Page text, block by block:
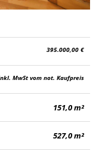
395.000,00 €
MwSt vom not. Kaufpreis
151,0 m²
527,0 m²